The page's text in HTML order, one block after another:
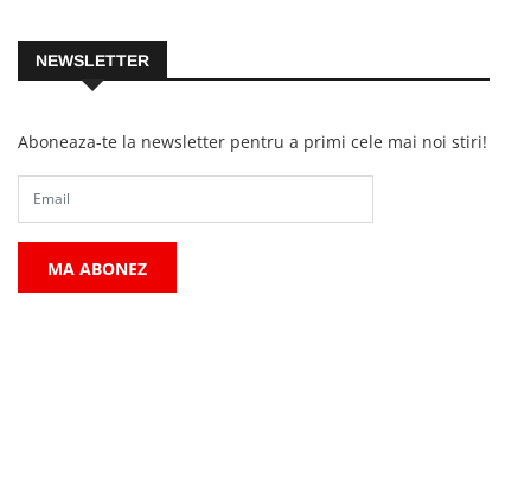
NEWSLETTER
Aboneaza-te la newsletter pentru a primi cele mai noi stiri!
MA ABONEZ